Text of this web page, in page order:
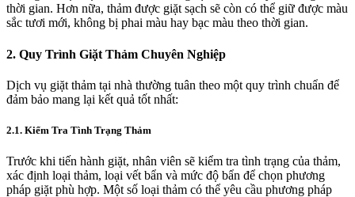
thời gian. Hơn nữa, thảm được giặt sạch sẽ còn có thể giữ được màu
sắc tươi mới, không bị phai màu hay bạc màu theo thời gian.
2. Quy Trình Giặt Thảm Chuyên Nghiệp
Dịch vụ giặt thảm tại nhà thường tuân theo một quy trình chuẩn để
đảm bảo mang lại kết quả tốt nhất:
2.1. Kiểm Tra Tình Trạng Thảm
Trước khi tiến hành giặt, nhân viên sẽ kiểm tra tình trạng của thảm,
xác định loại thảm, loại vết bẩn và mức độ bẩn để chọn phương
pháp giặt phù hợp. Một số loại thảm có thể yêu cầu phương pháp